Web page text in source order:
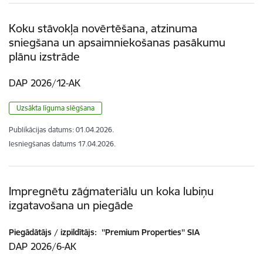
Koku stāvokļa novērtēšana, atzinuma
sniegšana un apsaimniekošanas pasākumu
plānu izstrāde
DAP 2026/12-AK
Uzsākta līguma slēgšana
Publikācijas datums: 01.04.2026.
Iesniegšanas datums 17.04.2026.
Impregnētu zāģmateriālu un koka lubiņu
izgatavošana un piegāde
Piegādātājs / izpildītājs: ''Premium Properties'' SIA
DAP 2026/6-AK